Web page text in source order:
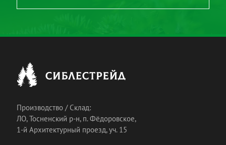
Производство / Склад:
ЛО, Тосненский р-н, п. Фёдоровское,
1-й Архитектурный проезд, уч. 15